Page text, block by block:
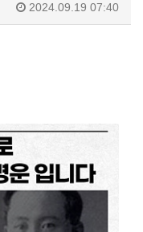
2024.09.19 07:40